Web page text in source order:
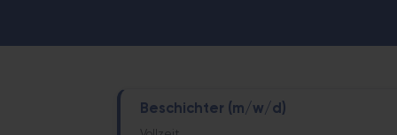
Beschichter (m/w/d)